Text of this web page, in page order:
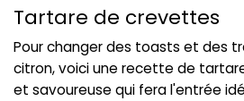
Tartare de crevettes
Pour changer des toasts et des
citron, voici une recette de
et savoureuse qui fera l'entrée